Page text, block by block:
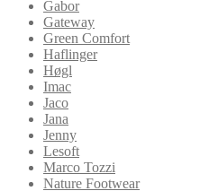
Gabor
Gateway
Green Comfort
Haflinger
Høgl
Imac
Jaco
Jana
Jenny
Lesoft
Marco Tozzi
Nature Footwear